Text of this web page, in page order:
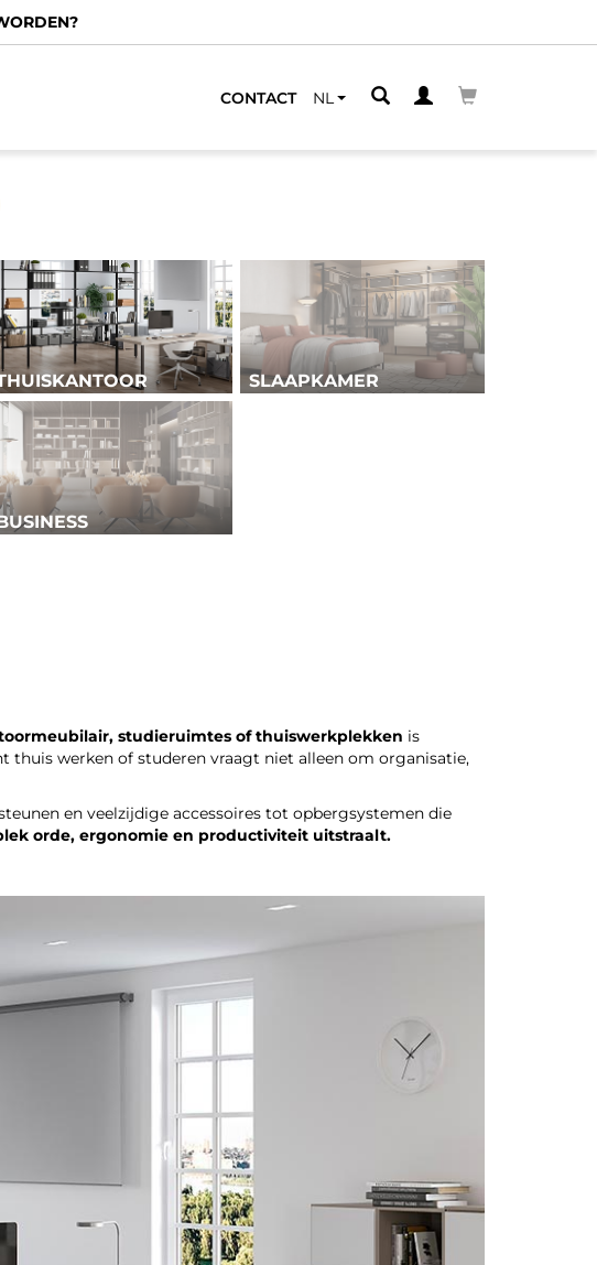
CONTACT NL
SLAAPKAMER
studieruimtes of thuiswerkplekken is
werken of studeren vraagt niet alleen om organisatie,
en veelzijdige accessoires tot opbergsystemen die
orde, ergonomie en productiviteit uitstraalt.